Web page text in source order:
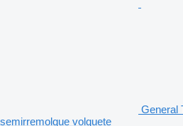
General
semirremolque volquete